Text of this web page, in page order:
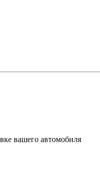
вашего автомобиля